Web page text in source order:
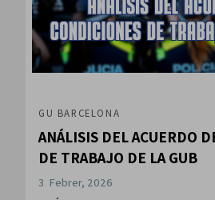
GU BARCELONA
ANÁLISIS DEL ACUERDO
DE TRABAJO DE LA GUB
3 Febrer, 2026